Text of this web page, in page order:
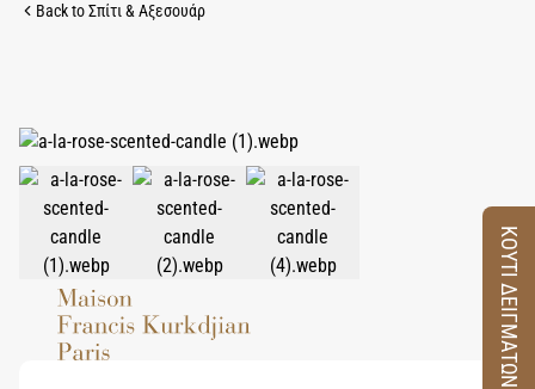
Back to Σπίτι & Αξεσουάρ
ΚΟΥΤΙ ΔΕΙΓΜΑΤΩΝ